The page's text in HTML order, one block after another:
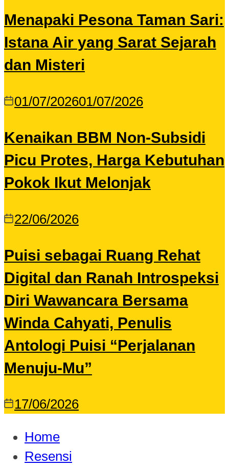
Menapaki Pesona Taman Sari:
Istana Air yang Sarat Sejarah
dan Misteri
01/07/202601/07/2026
Kenaikan BBM Non-Subsidi
Picu Protes, Harga Kebutuhan
Pokok Ikut Melonjak
22/06/2026
Puisi sebagai Ruang Rehat
Digital dan Ranah Introspeksi
Diri Wawancara Bersama
Winda Cahyati, Penulis
Antologi Puisi “Perjalanan
Menuju-Mu”
17/06/2026
Home
Resensi